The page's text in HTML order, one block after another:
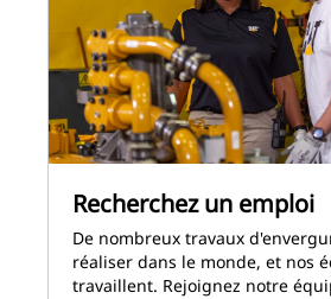
Recherchez un emploi
De nombreux travaux
réaliser dans le monde, et nos
travaillent. Rejoignez notre